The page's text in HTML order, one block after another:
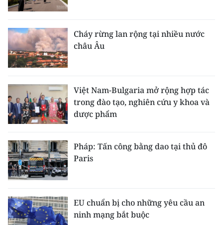
Cháy rừng lan rộng tại nhiều nước
châu Âu
Việt Nam-Bulgaria mở rộng hợp tác
trong đào tạo, nghiên cứu y khoa và
dược phẩm
Pháp: Tấn công bằng dao tại thủ đô
Paris
EU chuẩn bị cho những yêu cầu an
ninh mạng bắt buộc